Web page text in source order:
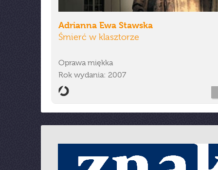
Adrianna Ewa Stawska
Śmierć w klasztorze
Oprawa miękka
Rok wydania: 2007